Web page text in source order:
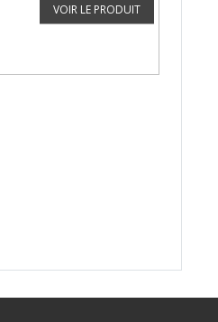
VOIR LE PRODUIT